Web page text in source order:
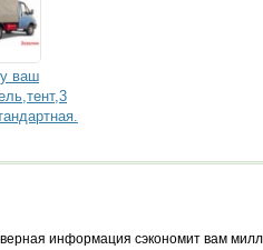
ваш
информация сэкономит вам